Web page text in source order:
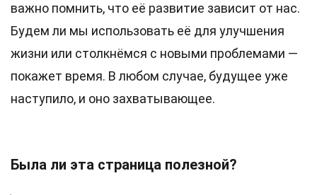
важно помнить, что её развитие зависит от нас.
Будем ли мы использовать её для улучшения
жизни или столкнёмся с новыми проблемами —
покажет время. В любом случае, будущее уже
наступило, и оно захватывающее.
Была ли эта страница полезной?